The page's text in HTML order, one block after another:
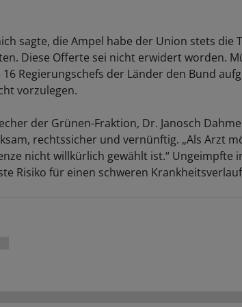
sagte, die Ampel habe der Union stets die
Diese Offerte sei nicht erwidert worden.
Regierungschefs der Länder den Bund
vorzulegen.
der Grünen-Fraktion, Dr. Janosch
rechtssicher und vernünftig. „Als Arzt
nicht willkürlich gewählt ist.“ Ungeimpfte
Risiko für einen schweren